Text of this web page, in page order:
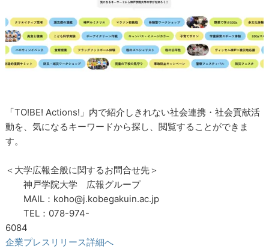
「TO!BE! Actions!」内で紹介しきれない社会連携・社会貢献活
動を、気になるキーワードから探し、閲覧することができま
す。
＜大学広報全般に関するお問合せ先＞
神戸学院大学 広報グループ
MAIL：koho@j.kobegakuin.ac.jp
TEL：078-974-
6084
企業プレスリリース詳細へ